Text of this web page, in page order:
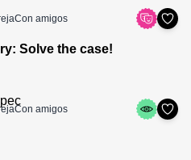
Con amigos
Solve the case!
Con amigos